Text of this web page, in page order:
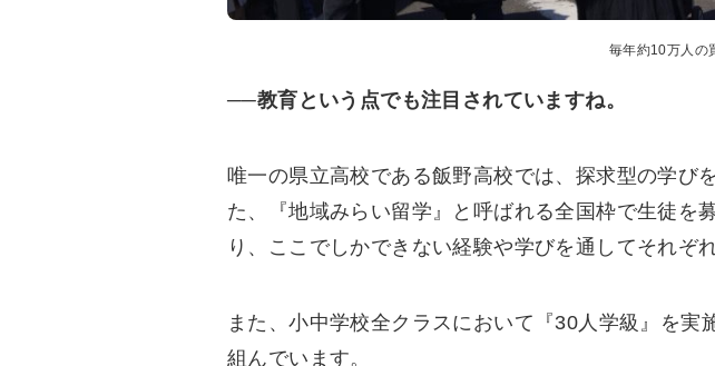
毎年約10万人の
──教育という点でも注目されていますね。
唯一の県立高校である飯野高校では、探求型の学び
た、『地域みらい留学』と呼ばれる全国枠で生徒を
り、ここでしかできない経験や学びを通してそれぞ
また、小中学校全クラスにおいて『30人学級』を
組んでいます。